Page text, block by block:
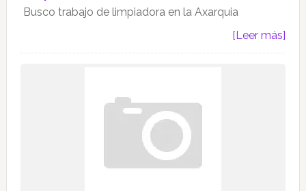
Busco trabajo de limpiadora en la Axarquia
[Leer más]